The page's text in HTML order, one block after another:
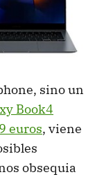
sino un
Book4
euros, viene
obsequia